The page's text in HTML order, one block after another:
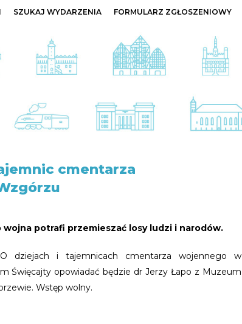
SZUKAJ WYDARZENIA FORMULARZ ZGŁOSZENIOWY
cmentarza
wojna potrafi przemieszać losy ludzi i narodów.
dziejach i tajemnicach cmentarza wojennego w
Święcajty opowiadać będzie dr Jerzy Łapo z Muzeum
Wstęp wolny.